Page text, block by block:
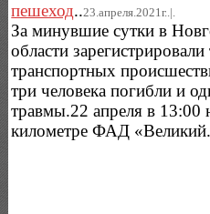
пешеход..23.апреля.2021г..|.
За минувшие сутки в
области
транспортных
три человека погибли и
травмы.22 апреля в 13:00
километре ФАД